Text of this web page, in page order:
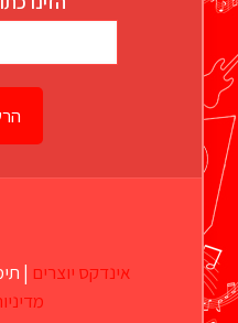
אינדקס יוצרים |